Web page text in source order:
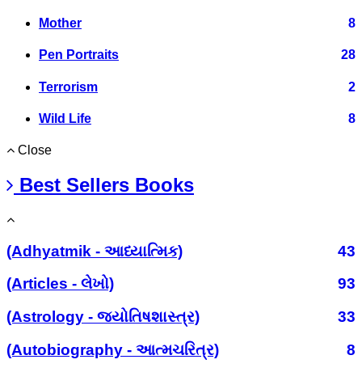
Mother 8
Pen Portraits 28
Terrorism 2
Wild Life 8
Close
Best Sellers Books
(Adhyatmik - આધ્યાત્મિક)
43
(Articles - લેખો)
93
(Astrology - જ્યોતિષશાસ્ત્ર)
33
(Autobiography - આત્મચરિત્ર)
8